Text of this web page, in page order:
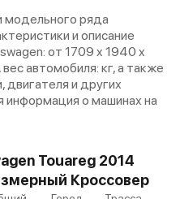
модельного ряда
и описание
от 1709 x 1940 x
автомобиля: кг, а также
двигателя и других
информация о машинах на
Touareg 2014
Кроссовер